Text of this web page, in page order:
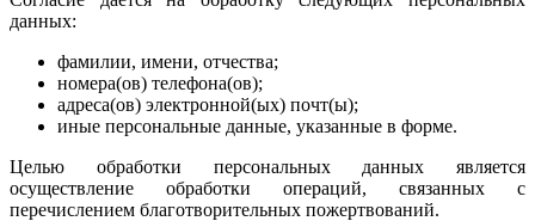
данных:
фамилии, имени, отчества;
номера(ов) телефона(ов);
адреса(ов) электронной(ых) почт(ы);
иные персональные данные, указанные в форме.
Целью обработки персональных данных является
осуществление обработки операций, связанных с
перечислением благотворительных пожертвований.